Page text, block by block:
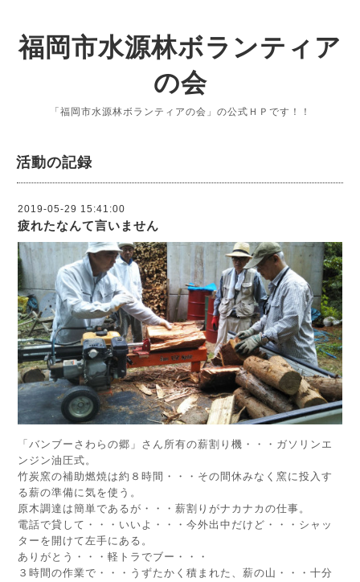
福岡市水源林ボランティア
の会
「福岡市水源林ボランティアの会」の公式ＨＰです！！
活動の記録
2019-05-29 15:41:00
疲れたなんて言いません
「バンブーさわらの郷」さん所有の薪割り機・・・ガソリンエ
ンジン油圧式。
竹炭窯の補助燃焼は約８時間・・・その間休みなく窯に投入す
る薪の準備に気を使う。
原木調達は簡単であるが・・・薪割りがナカナカの仕事。
電話で貸して・・・いいよ・・・今外出中だけど・・・シャッ
ターを開けて左手にある。
ありがとう・・・軽トラでブー・・・
３時間の作業で・・・うずたかく積まれた、薪の山・・・十分